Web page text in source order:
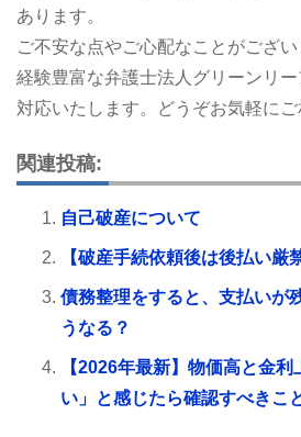
あります。
ご不安な点やご心配なことがござ
経験豊富な弁護士法人グリーンリ
対応いたします。どうぞお気軽にご
関連投稿:
自己破産について
【破産手続依頼後は後払い厳
債務整理をすると、支払いが
うなる？
【2026年最新】物価高と金
い」と感じたら確認すべきこ